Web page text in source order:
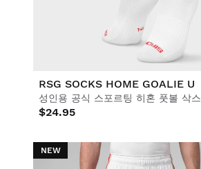
RSG SOCKS HOME GOALIE U
성인용 공식 스포르팅 히혼 풋볼 삭스
$24.95
NEW